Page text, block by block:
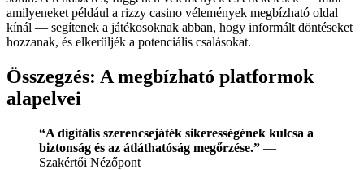
amilyeneket például a rizzy casino vélemények megbízható oldal
kínál — segítenek a játékosoknak abban, hogy informált döntéseket
hozzanak, és elkerüljék a potenciális csalásokat.
Összegzés: A megbízható platformok
alapelvei
“A digitális szerencsejáték sikerességének kulcsa a
biztonság és az átláthatóság megőrzése.” —
Szakértői Nézőpont